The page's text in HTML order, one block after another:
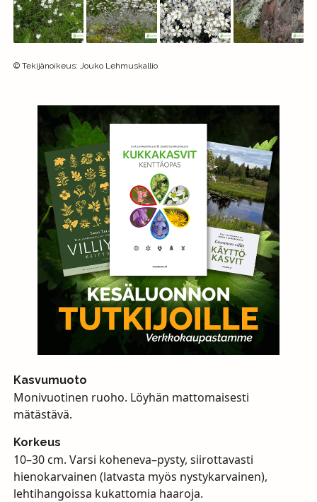
© Tekijänoikeus: Jouko Lehmuskallio
Kasvumuoto
Monivuotinen ruoho. Löyhän mattomaisesti
mätästävä.
Korkeus
10–30 cm. Varsi koheneva–pysty, siirottavasti
hienokarvainen (latvasta myös nystykarvainen),
lehtihangoissa kukattomia haaroja.